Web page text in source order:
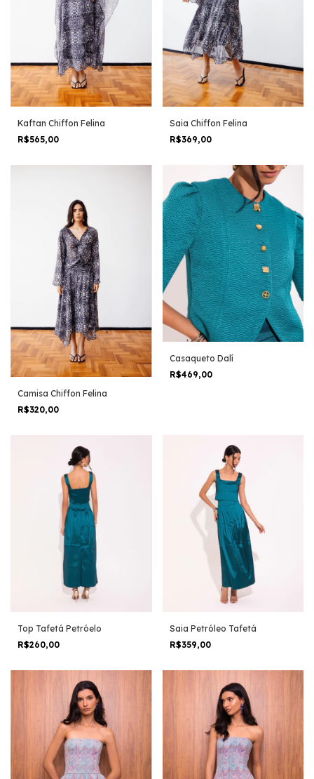
Kaftan Chiffon Felina
R$565,00
Saia Chiffon Felina
R$369,00
Camisa Chiffon Felina
R$320,00
Casaqueto Dalí
R$469,00
Top Tafetá Petróelo
R$260,00
Saia Petróleo Tafetá
R$359,00